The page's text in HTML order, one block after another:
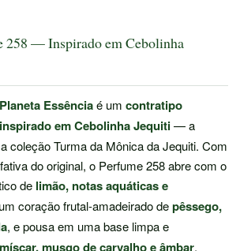
258 — Inspirado em Cebolinha
Essênciaé um contratipo
em Cebolinha Jequiti— a
coleção Turma da Mônica da Jequiti. Com
do original, o Perfume 258 abre com o
de limão, notas aquáticas e
coração frutal-amadeirado depêssego,
, e pousa em uma base limpa e
musgo de carvalho e âmbar.